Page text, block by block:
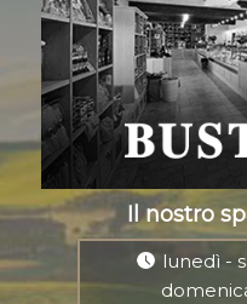
Il nostro
lunedì -